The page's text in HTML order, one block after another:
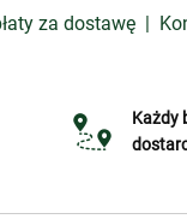
za dostawę |
Każdy
Usługa